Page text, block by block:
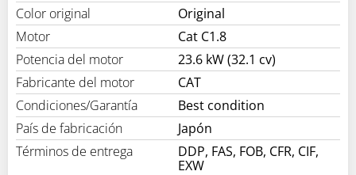
Color original
Original
Motor
Cat C1.8
Potencia del motor
23.6 kW (32.1 cv)
Fabricante del motor
CAT
Condiciones/Garantía
Best condition
País de fabricación
Japón
Términos de entrega
DDP, FAS, FOB, CFR, CIF,
EXW